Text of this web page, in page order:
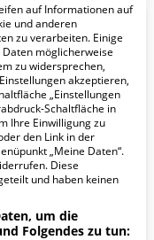
zu dieser Klinik.
auf Informationen auf
und anderen
zu verarbeiten. Einige
möglicherweise
zu widersprechen,
akzeptieren,
„Einstellungen
Schaltfläche in
Ihre Einwilligung zu
den Link in der
„Meine Daten“.
Diese
und haben keinen
um die
Folgendes zu tun: